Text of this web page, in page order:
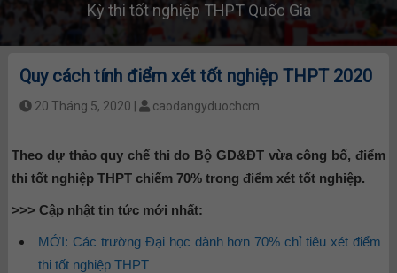
Kỳ thi tốt nghiệp THPT Quốc Gia
Quy cách tính điểm xét tốt nghiệp THPT 2020
20 Tháng 5, 2020 | caodangyduochcm
Theo dự thảo quy chế thi do Bộ GD&ĐT vừa công bố, điểm
thi tốt nghiệp THPT chiếm 70% trong điểm xét tốt nghiệp.
>>> Cập nhật tin tức mới nhất:
MỚI: Các trường Đại học dành hơn 70% chỉ tiêu xét điểm
thi tốt nghiệp THPT